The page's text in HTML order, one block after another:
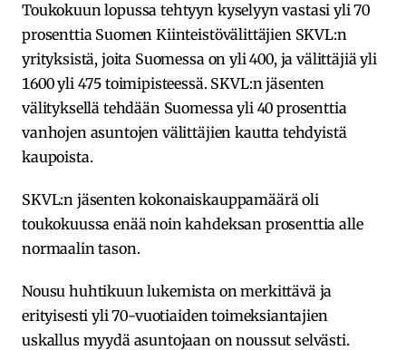
Toukokuun lopussa tehtyyn kyselyyn vastasi yli 70
prosenttia Suomen Kiinteistövälittäjien SKVL:n
yrityksistä, joita Suomessa on yli 400, ja välittäjiä yli
1600 yli 475 toimipisteessä. SKVL:n jäsenten
välityksellä tehdään Suomessa yli 40 prosenttia
vanhojen asuntojen välittäjien kautta tehdyistä
kaupoista.
SKVL:n jäsenten kokonaiskauppamäärä oli
toukokuussa enää noin kahdeksan prosenttia alle
normaalin tason.
Nousu huhtikuun lukemista on merkittävä ja
erityisesti yli 70-vuotiaiden toimeksiantajien
uskallus myydä asuntojaan on noussut selvästi.